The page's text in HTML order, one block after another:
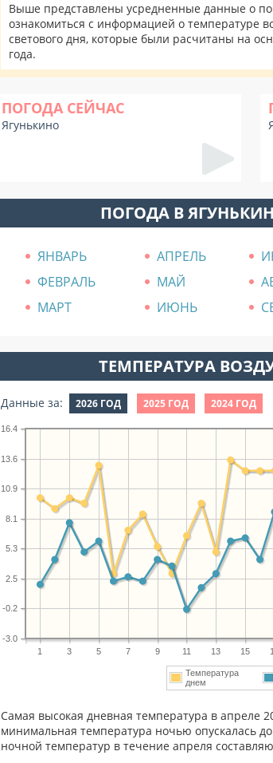
Выше представлены усредненные данные о
ознакомиться с информацией о температуре
светового дня, которые были расчитаны на
года.
ПОГОДА СЕЙЧАС
Ягунькино
ПОГОДА В
ЯНВАРЬ АПРЕЛЬ
ФЕВРАЛЬ
МАЙ
МАРТ
ИЮНЬ
ТЕМПЕРАТУРА
Данные за: 2026 ГОД 2025 ГОД 2024 ГОД
1 3 5 7 9 11 13 15
-3.0
-0.2
2.5
5.3
8.1
10.9
13.6
16.4
Температура
днем
Самая высокая дневная температура в апреле
минимальная температура ночью опускалась до
ночной температур в течение апреля